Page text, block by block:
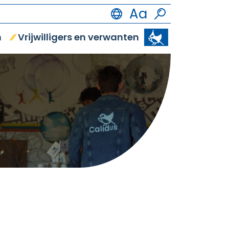
Vrijwilligers en verwanten